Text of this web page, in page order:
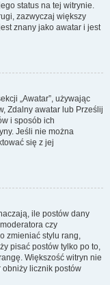
status na tej witrynie.
zazwyczaj większy
znany jako awatar i jest
„Awatar”, używając
Zdalny awatar lub Prześlij
i sposób ich
Jeśli nie można
się z jej
ile postów dany
czy
zmieniać stylu rang,
pisać postów tylko po to,
Większość witryn nie
obniży licznik postów